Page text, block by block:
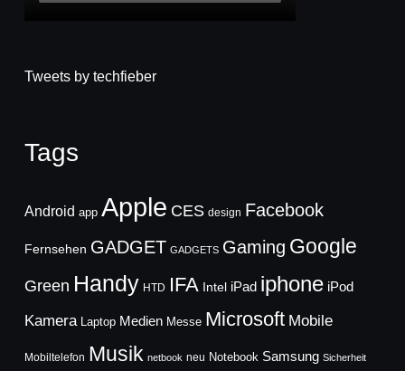
Tweets by techfieber
Tags
Android app Apple CES design Facebook
Fernsehen GADGET GADGETS Gaming Google
Green Handy HTD IFA Intel iPad iphone iPod
Kamera Laptop Medien Messe Microsoft Mobile
Mobiltelefon Musik netbook neu Notebook Samsung Sicherheit